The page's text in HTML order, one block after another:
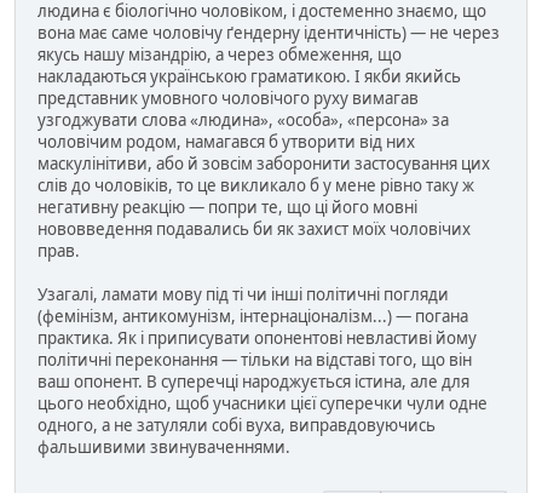
людина є біологічно чоловіком, і достеменно знаємо, що
вона має саме чоловічу ґендерну ідентичність) — не через
якусь нашу мізандрію, а через обмеження, що
накладаються українською граматикою. І якби якийсь
представник умовного чоловічого руху вимагав
узгоджувати слова «людина», «особа», «персона» за
чоловічим родом, намагався б утворити від них
маскулінітиви, або й зовсім заборонити застосування цих
слів до чоловіків, то це викликало б у мене рівно таку ж
негативну реакцію — попри те, що ці його мовні
нововведення подавались би як захист моїх чоловічих
прав.
Узагалі, ламати мову під ті чи інші політичні погляди
(фемінізм, антикомунізм, інтернаціоналізм...) — погана
практика. Як і приписувати опонентові невластиві йому
політичні переконання — тільки на відставі того, що він
ваш опонент. В суперечці народжується істина, але для
цього необхідно, щоб учасники цієї суперечки чули одне
одного, а не затуляли собі вуха, виправдовуючись
фальшивими звинуваченнями.